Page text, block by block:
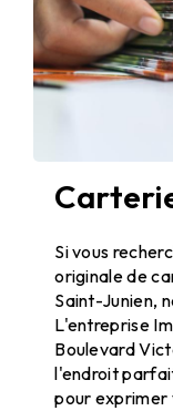
Si vous
originale de
Saint-Junien,
L'entreprise
Boulevard
l'endroit
pour exprimer